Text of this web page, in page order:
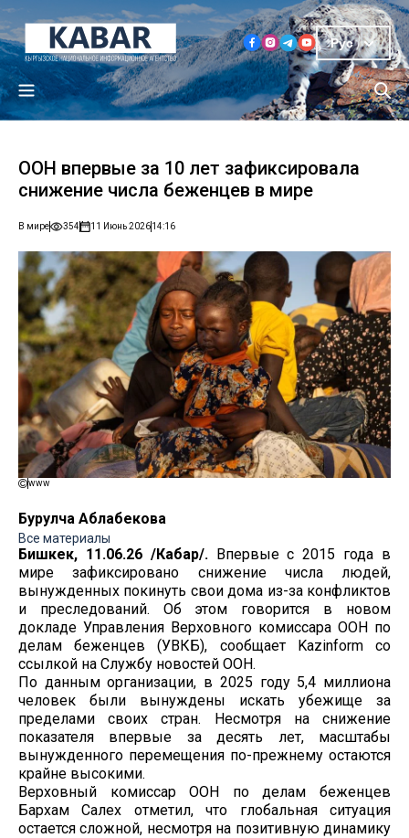
Рус
ООН впервые за 10 лет зафиксировала
снижение числа беженцев в мире
В мире 354 11 Июнь 202614:16
www
Бурулча Аблабекова
Все материалы
Бишкек, 11.06.26 /Кабар/.Впервые с 2015 года в
мире зафиксировано снижение числа людей,
вынужденных покинуть свои дома из-за конфликтов
и преследований. Об этом говорится в новом
докладе Управления Верховного комиссара ООН по
делам беженцев (УВКБ), сообщает Kazinform со
ссылкой на Службу новостей ООН.
По данным организации, в 2025 году 5,4 миллиона
человек были вынуждены искать убежище за
пределами своих стран. Несмотря на снижение
показателя впервые за десять лет, масштабы
вынужденного перемещения по-прежнему остаются
крайне высокими.
Верховный комиссар ООН по делам беженцев
Бархам Салех отметил, что глобальная ситуация
остается сложной, несмотря на позитивную динамику